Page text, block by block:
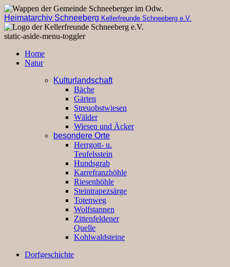
Heimatarchiv Schneeberg Kellerfreunde Schneeberg e.V.
static-aside-menu-toggler
Home
Natur
Kulturlandschaft
Bäche
Gärten
Streuobstwiesen
Wälder
Wiesen und Äcker
besondere Orte
Herrgott- u.
Teufelsstein
Hundsgrab
Karrefranzhöhle
Riesenhöhle
Steintrapezsärge
Totenweg
Wolfstannen
Zittenfeldener
Quelle
Kohlwaldsteine
Dorfgeschichte